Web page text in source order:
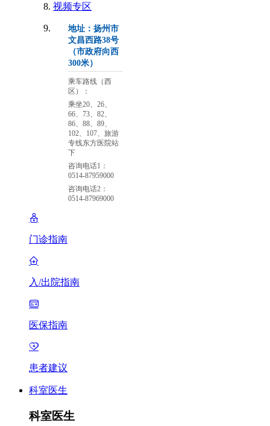
视频专区
地址：扬州市
文昌西路38号
（市政府向西
300米）
乘车路线（西
区）：
乘坐20、26、
66、73、82、
86、88、89、
102、107、旅游
专线东方医院站
下
咨询电话1：
0514-87959000
咨询电话2：
0514-87969000
门诊指南
入/出院指南
医保指南
患者建议
科室医生
科室医生